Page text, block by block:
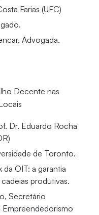
Farias (UFC)
Advogada.
Decente nas
Dr. Eduardo Rocha
de Toronto.
OIT: a garantia
produtivas.
Secretário